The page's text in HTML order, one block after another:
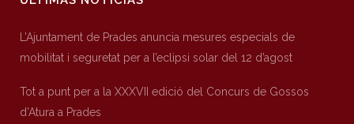
L’Ajuntament de Prades anuncia mesures especials de
mobilitat i seguretat per a l’eclipsi solar del 12 d’agost
Tot a punt per a la XXXVII edició del Concurs de Gossos
d’Atura a Prades